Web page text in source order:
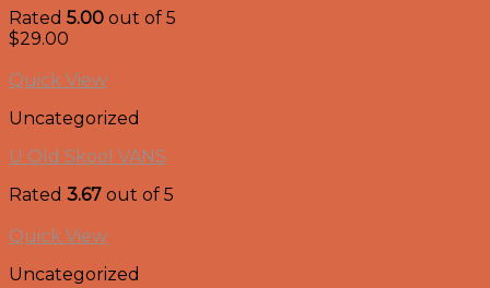
Rated 5.00 out of 5
$29.00
Quick View
Uncategorized
U Old Skool VANS
Rated 3.67 out of 5
Quick View
Uncategorized